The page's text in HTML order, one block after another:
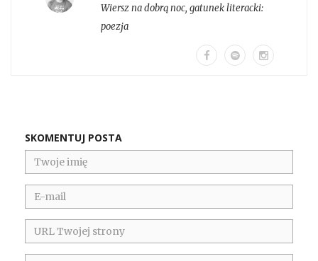
Wiersz na dobrą noc, gatunek literacki:
poezja
SKOMENTUJ POSTA